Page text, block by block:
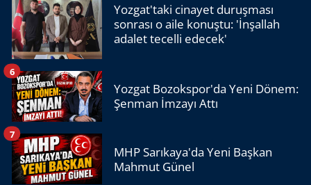
Yozgat'taki cinayet duruşması
sonrası o aile konuştu: 'İnşallah
adalet tecelli edecek'
Yozgat Bozokspor'da Yeni Dönem:
Şenman İmzayı Attı
6
MHP Sarıkaya'da Yeni Başkan
Mahmut Günel
7